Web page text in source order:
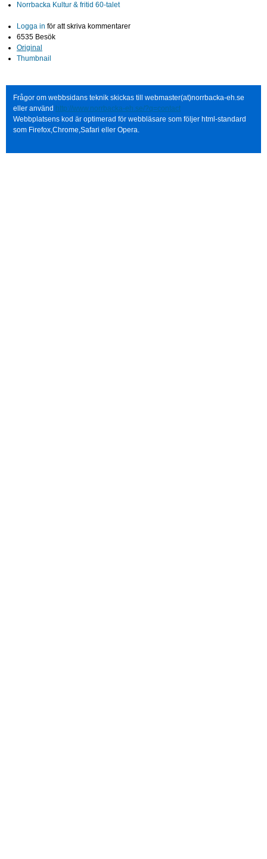
Norrbacka Kultur & fritid 60-talet
Logga in för att skriva kommentarer
6535 Besök
Original
Thumbnail
Frågor om webbsidans teknik skickas till webmaster(at)norrbacka-eh.se
eller använd http://www.norrbacka-eh.se/?q=contact
Webbplatsens kod är optimerad för webbläsare som följer html-standard
som Firefox,Chrome,Safari eller Opera.